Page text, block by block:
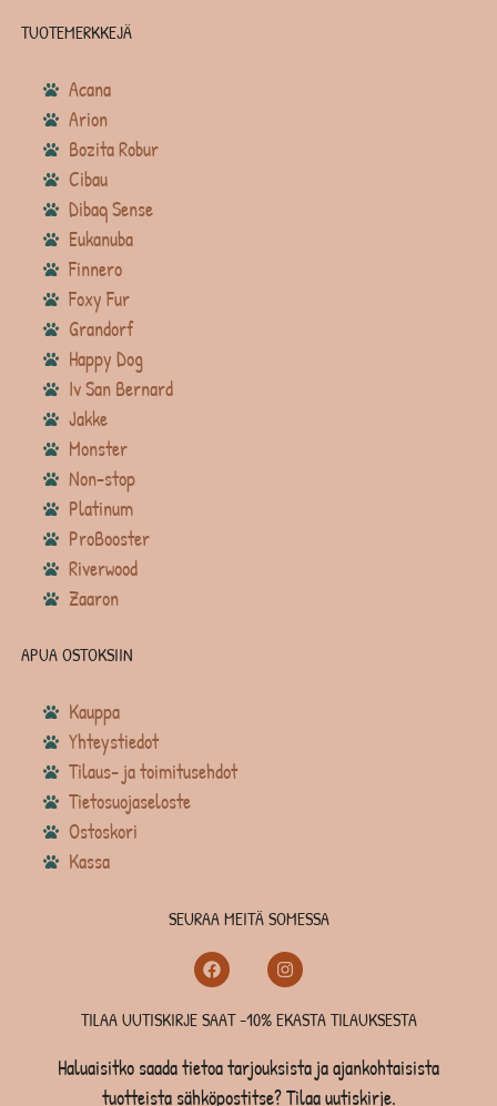
TUOTEMERKKEJÄ
Acana
Arion
Bozita Robur
Cibau
Dibaq Sense
Eukanuba
Finnero
Foxy Fur
Grandorf
Happy Dog
Iv San Bernard
Jakke
Monster
Non-stop
Platinum
ProBooster
Riverwood
Zaaron
APUA OSTOKSIIN
Kauppa
Yhteystiedot
Tilaus- ja toimitusehdot
Tietosuojaseloste
Ostoskori
Kassa
SEURAA MEITÄ SOMESSA
TILAA UUTISKIRJE SAAT -10% EKASTA TILAUKSESTA
Haluaisitko saada tietoa tarjouksista ja ajankohtaisista
tuotteista sähköpostitse? Tilaa uutiskirje.